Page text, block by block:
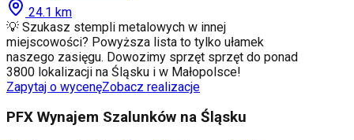
24.1 km
💡 Szukasz stempli metalowych w innej
miejscowości? Powyższa lista to tylko ułamek
naszego zasięgu. Dowozimy sprzęt sprzęt do ponad
3800 lokalizacji na Śląsku i w Małopolsce!
Zapytaj o wycenęZobacz realizacje
PFX Wynajem Szalunków na Śląsku